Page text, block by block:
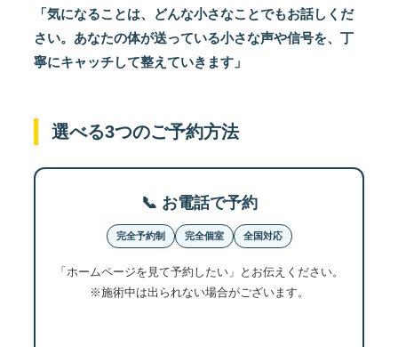
「気になることは、どんな小さなことでもお話しくだ
さい。あなたの体が送っている小さな声や信号を、丁
寧にキャッチして整えていきます」
選べる3つのご予約方法
📞 お電話で予約
完全予約制 完全個室 全国対応
「ホームページを見て予約したい」とお伝えください。
※施術中は出られない場合がございます。